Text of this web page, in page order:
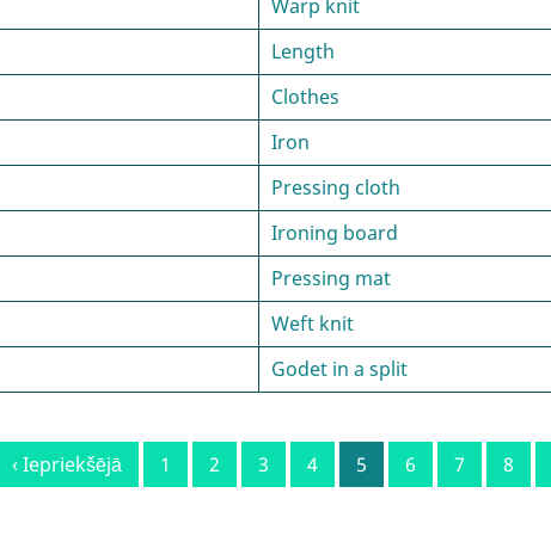
Warp knit
Length
Clothes
Iron
Pressing cloth
Ironing board
Pressing mat
Weft knit
Godet in a split
Previous
‹ Iepriekšējā Lapa
1 Lapa
2 Lapa
3 Lapa
4
Current
5 Lapa
6 Lapa
7 Lapa
8